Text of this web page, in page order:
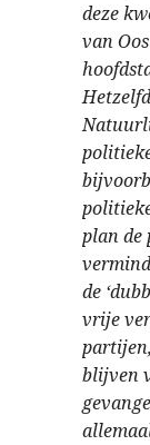
deze
van
plan de
de
vrije
blijven